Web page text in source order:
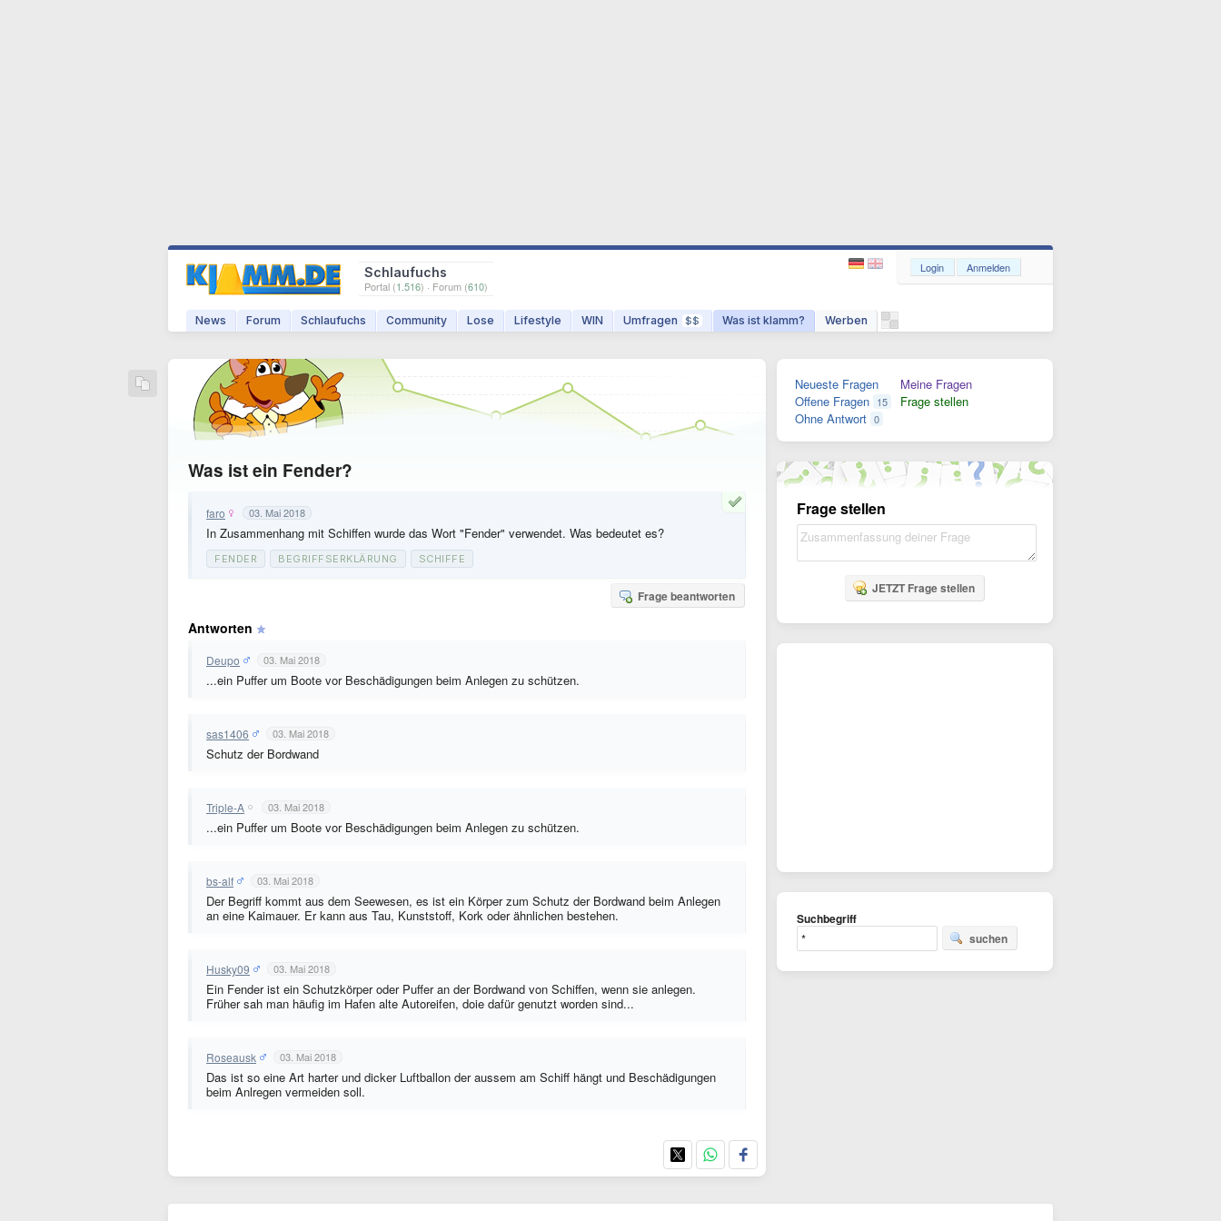
Schlaufuchs
Portal (1.516) · Forum (610)
News Forum Schlaufuchs Community Lose Lifestyle WIN Umfragen $$ Was ist klamm? Werben
Login Anmelden
Was ist ein Fender?
faro 03. Mai 2018
In Zusammenhang mit Schiffen wurde das Wort "Fender" verwendet. Was bedeutet es?
FENDER BEGRIFFSERKLÄRUNG SCHIFFE
Frage beantworten
Antworten
Deupo 03. Mai 2018
...ein Puffer um Boote vor Beschädigungen beim Anlegen zu schützen.
sas1406 03. Mai 2018
Schutz der Bordwand
Triple-A 03. Mai 2018
...ein Puffer um Boote vor Beschädigungen beim Anlegen zu schützen.
bs-alf 03. Mai 2018
Der Begriff kommt aus dem Seewesen, es ist ein Körper zum Schutz der Bordwand beim Anlegen
an eine Kaimauer. Er kann aus Tau, Kunststoff, Kork oder ähnlichen bestehen.
Husky09 03. Mai 2018
Ein Fender ist ein Schutzkörper oder Puffer an der Bordwand von Schiffen, wenn sie anlegen.
Früher sah man häufig im Hafen alte Autoreifen, doie dafür genutzt worden sind...
Roseausk 03. Mai 2018
Das ist so eine Art harter und dicker Luftballon der aussem am Schiff hängt und Beschädigungen
beim Anlregen vermeiden soll.
Neueste Fragen
Offene Fragen 15
Ohne Antwort 0
Meine Fragen
Frage stellen
Frage stellen
JETZT Frage stellen
Suchbegriff
suchen